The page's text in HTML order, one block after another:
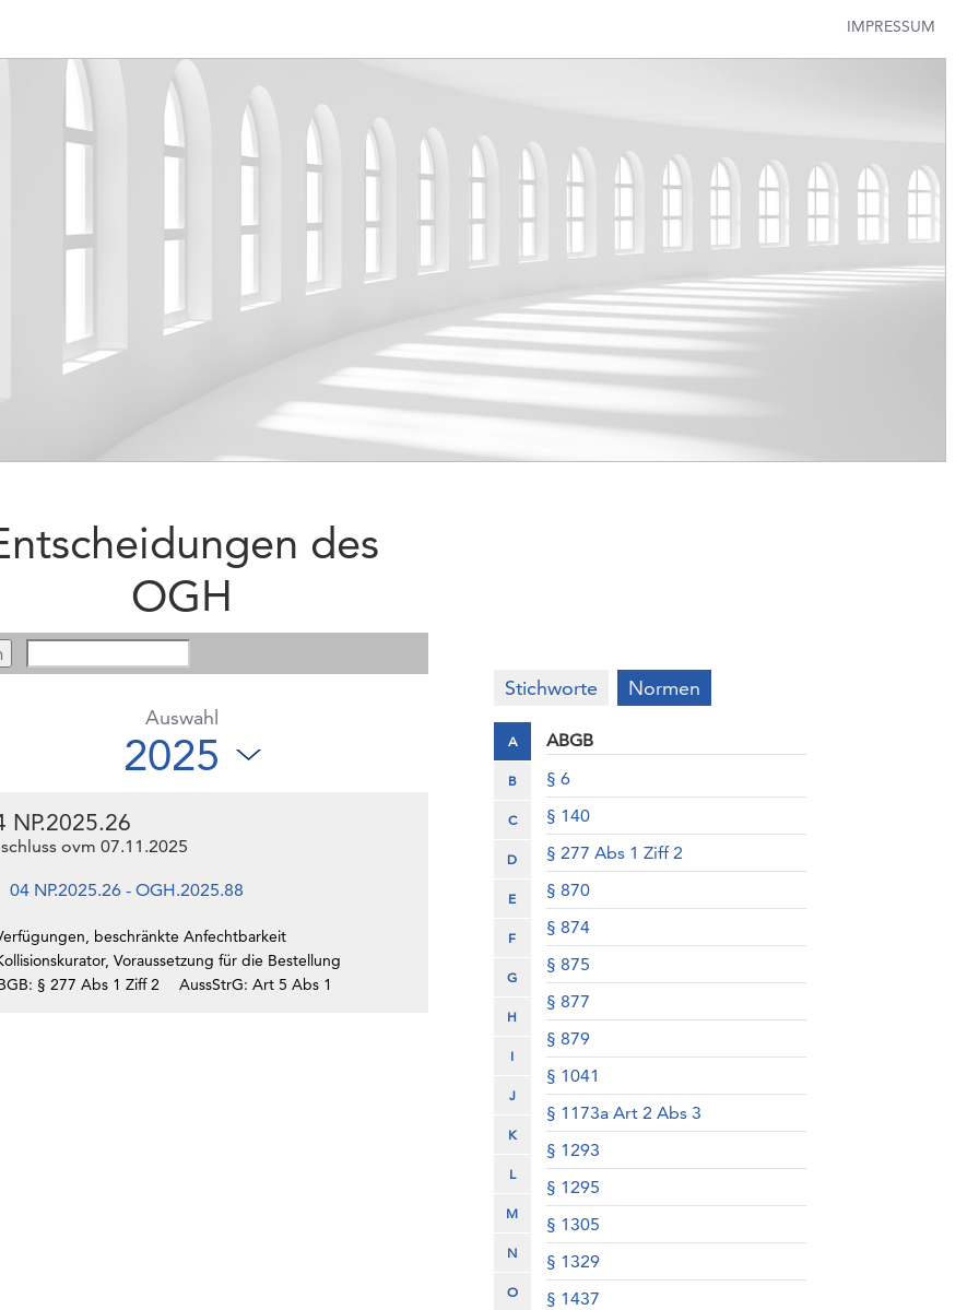
IMPRESSUM
des
OGH
Auswahl
NP.2025.26
ovm 07.11.2025
04 NP.2025.26 - OGH.2025.88
beschränkte Anfechtbarkeit
Voraussetzung für die Bestellung
§ 277 Abs 1 Ziff 2
AussStrG: Art 5 Abs 1
Stichworte Normen
A
B
C
D
E
F
G
H
I
J
K
L
M
N
O
ABGB
§ 6
§ 140
§ 277 Abs 1 Ziff 2
§ 870
§ 874
§ 875
§ 877
§ 879
§ 1041
§ 1173a Art 2 Abs 3
§ 1293
§ 1295
§ 1305
§ 1329
§ 1437